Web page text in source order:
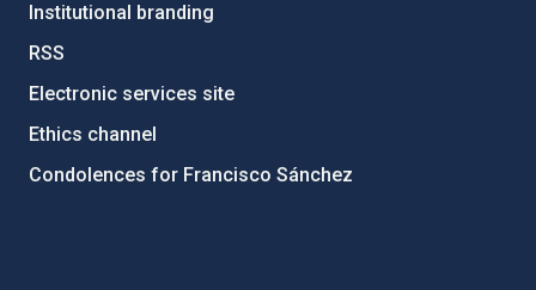
Institutional branding
RSS
Electronic services site
Ethics channel
Condolences for Francisco Sánchez